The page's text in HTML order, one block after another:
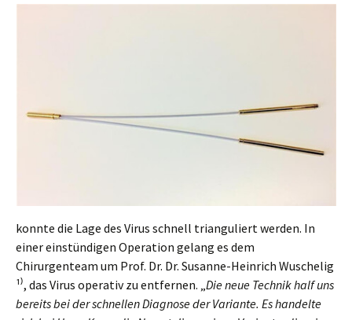
konnte die Lage des Virus schnell trianguliert werden. In
einer einstündigen Operation gelang es dem
Chirurgenteam um Prof. Dr. Dr. Susanne-Heinrich Wuschelig
¹⁾, das Virus operativ zu entfernen. „ Die neue Technik half uns
bereits bei der schnellen Diagnose der Variante. Es handelte